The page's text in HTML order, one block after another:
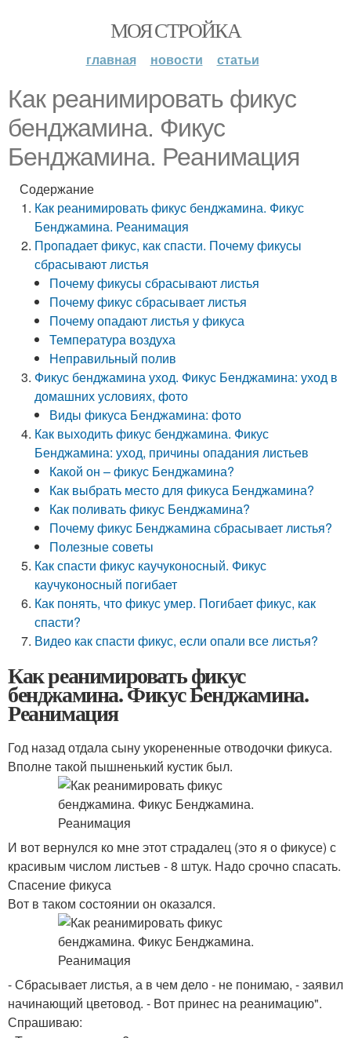
МОЯ СТРОЙКА
главная новости статьи
Как реанимировать фикус
бенджамина. Фикус
Бенджамина. Реанимация
Содержание
Как реанимировать фикус бенджамина. Фикус
Бенджамина. Реанимация
Пропадает фикус, как спасти. Почему фикусы
сбрасывают листья
Почему фикусы сбрасывают листья
Почему фикус сбрасывает листья
Почему опадают листья у фикуса
Температура воздуха
Неправильный полив
Фикус бенджамина уход. Фикус Бенджамина: уход в
домашних условиях, фото
Виды фикуса Бенджамина: фото
Как выходить фикус бенджамина. Фикус
Бенджамина: уход, причины опадания листьев
Какой он – фикус Бенджамина?
Как выбрать место для фикуса Бенджамина?
Как поливать фикус Бенджамина?
Почему фикус Бенджамина сбрасывает листья?
Полезные советы
Как спасти фикус каучуконосный. Фикус
каучуконосный погибает
Как понять, что фикус умер. Погибает фикус, как
спасти?
Видео как спасти фикус, если опали все листья?
Как реанимировать фикус
бенджамина. Фикус Бенджамина.
Реанимация
Год назад отдала сыну укорененные отводочки фикуса.
Вполне такой пышненький кустик был.
И вот вернулся ко мне этот страдалец (это я о фикусе) с
красивым числом листьев - 8 штук. Надо срочно спасать.
Спасение фикуса
Вот в таком состоянии он оказался.
- Сбрасывает листья, а в чем дело - не понимаю, - заявил
начинающий цветовод. - Вот принес на реанимацию".
Спрашиваю: